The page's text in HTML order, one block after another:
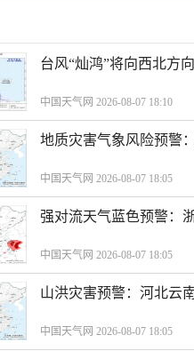
台风“灿鸿”将向西北方
中国天气网 2026-08-07 18:10
地质灾害气象风险预警
中国天气网 2026-08-07 18:05
强对流天气蓝色预警：
中国天气网 2026-08-07 18:05
山洪灾害预警：河北云
中国天气网 2026-08-07 18:05